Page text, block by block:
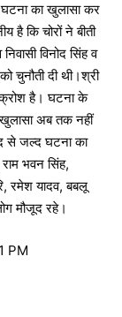
का खुलासा कर
है कि चोरों ने बीती
विनोद सिंह व
चुनौती दी थी।श्री
है। घटना के
अब तक नहीं
से जल्द घटना का
भवन सिंह,
रमेश यादव, बबलू
मौजूद रहे।